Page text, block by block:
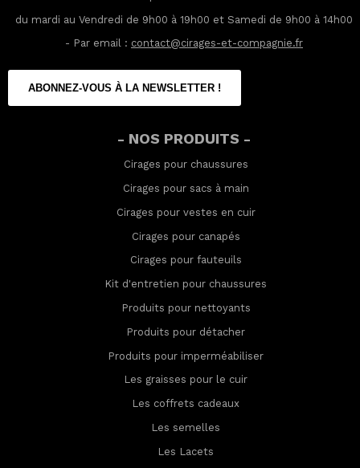
du mardi au Vendredi de 9h00 à 19h00 et Samedi de 9h00 à 14h00
- Par email : contact@cirages-et-compagnie.fr
ABONNEZ-VOUS À LA NEWSLETTER !
- NOS PRODUITS -
Cirages pour chaussures
Cirages pour sacs à main
Cirages pour vestes en cuir
Cirages pour canapés
Cirages pour fauteuils
Kit d'entretien pour chaussures
Produits pour nettoyants
Produits pour détacher
Produits pour imperméabiliser
Les graisses pour le cuir
Les coffrets cadeaux
Les semelles
Les Lacets